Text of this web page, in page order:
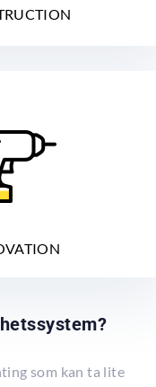
som kan ta lite